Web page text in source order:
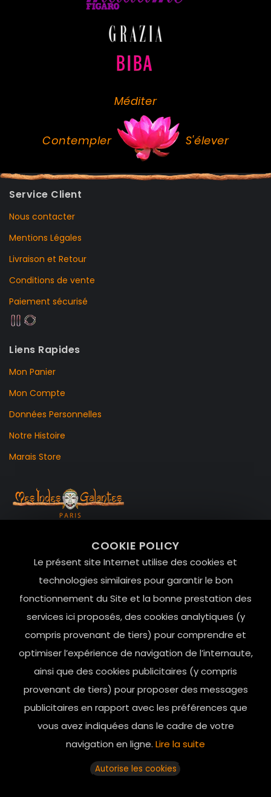
COOKIE POLICY
Le présent site Internet utilise des cookies et
technologies similaires pour garantir le bon
fonctionnement du Site et la bonne prestation des
services ici proposés, des cookies analytiques (y
compris provenant de tiers) pour comprendre et
optimiser l’expérience de navigation de l’internaute,
ainsi que des cookies publicitaires (y compris
provenant de tiers) pour proposer des messages
publicitaires en rapport avec les préférences que
vous avez indiquées dans le cadre de votre
navigation en ligne. Lire la suite
Autorise les cookies
Méditer
Contempler S'élever
Service Client
Nous contacter
Mentions Légales
Livraison et Retour
Conditions de vente
Paiement sécurisé
Liens Rapides
Mon Panier
Mon Compte
Données Personnelles
Notre Histoire
Marais Store
Le Marais, 75004 Paris
contact@mesindesgalantes.com
01.42.72.42.51
Horaires d’ouverture: 11h - 19h30 Du lundi au dimanche